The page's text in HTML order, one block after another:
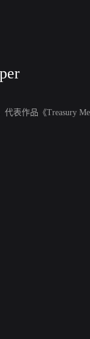
代表作品《Treasury